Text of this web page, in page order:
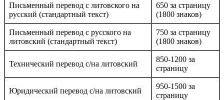
Письменный перевод с литовского на
русский (стандартный текст)
650 за страницу
(1800 знаков)
Письменный перевод с русского на
литовский (стандартный текст)
750 за страницу
(1800 знаков)
Технический перевод с/на литовский
850-1200 за
страницу
Юридический перевод с/на литовский
950-1500 за
страницу